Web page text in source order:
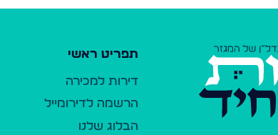
תפריט ראשי
דירות למכירה
הרשמה לדירומייל
הבלוג שלנו